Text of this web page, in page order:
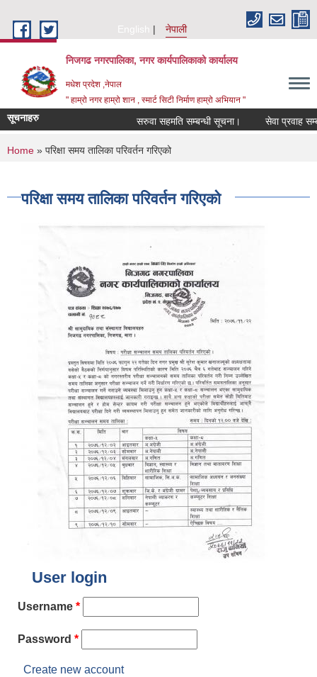
English
नेपाली
निजगढ नगरपालिका, नगर कार्यपालिकाको कार्यालय
मधेश प्रदेश ,नेपाल
" हाम्रो नगर हाम्रो शान , स्मार्ट सिटी निर्माण हाम्रो अभियान "
सूचनाहरु सरुवा सहमति सम्बन्धी सूचना। सेवा प्रवाह
You are here
Home » परिक्षा समय तालिका परिवर्तन गरिएको
परिक्षा समय तालिका परिवर्तन गरिएको
User login
Username *
Password *
Create new account